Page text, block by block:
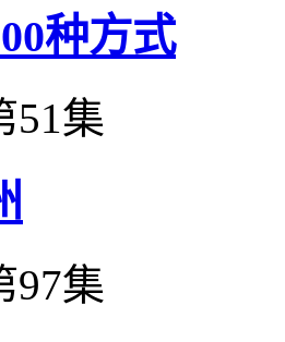
种方式
51集
97集